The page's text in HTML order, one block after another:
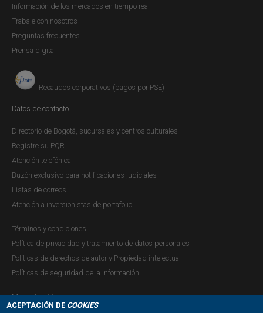
ACEPTACIÓN DE COOKIES
Información de los mercados en tiempo real
Trabaje con nosotros
Preguntas frecuentes
Prensa digital
Recaudos corporativos (pagos por PSE)
Datos de contacto
Directorio de Bogotá, sucursales y centros culturales
Registre su PQR
Atención telefónica
Buzón exclusivo para notificaciones judiciales
Listas de correos
Atención a inversionistas de portafolio
Términos y condiciones
Política de privacidad y tratamiento de datos personales
Políticas de derechos de autor y Propiedad intelectual
Políticas de seguridad de la información
Mapa del sitio